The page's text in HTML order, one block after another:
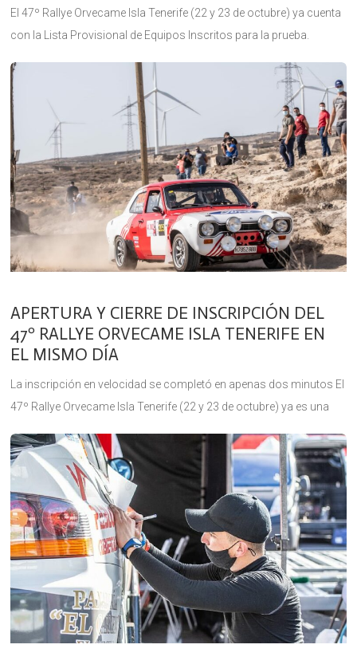
El 47º Rallye Orvecame Isla Tenerife (22 y 23 de octubre) ya cuenta
con la Lista Provisional de Equipos Inscritos para la prueba.
APERTURA Y CIERRE DE INSCRIPCIÓN DEL
47º RALLYE ORVECAME ISLA TENERIFE EN
EL MISMO DÍA
La inscripción en velocidad se completó en apenas dos minutos El
47º Rallye Orvecame Isla Tenerife (22 y 23 de octubre) ya es una